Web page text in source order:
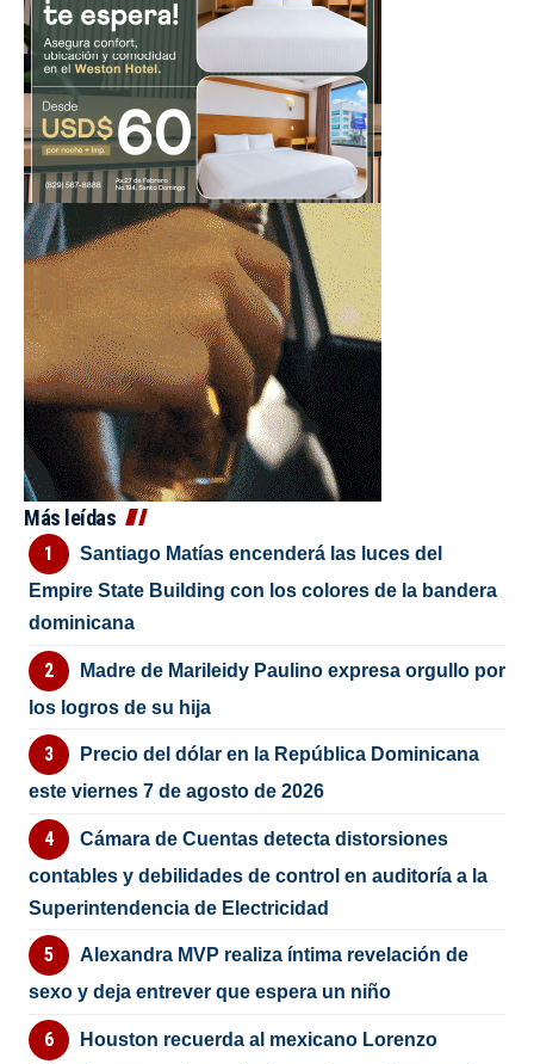
Más leídas
Santiago Matías encenderá las luces del
Empire State Building con los colores de la bandera
dominicana
Madre de Marileidy Paulino expresa orgullo por
los logros de su hija
Precio del dólar en la República Dominicana
este viernes 7 de agosto de 2026
Cámara de Cuentas detecta distorsiones
contables y debilidades de control en auditoría a la
Superintendencia de Electricidad
Alexandra MVP realiza íntima revelación de
sexo y deja entrever que espera un niño
Houston recuerda al mexicano Lorenzo